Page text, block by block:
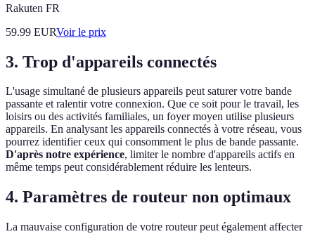
Rakuten FR
59.99 EURVoir le prix
3. Trop d'appareils connectés
L'usage simultané de plusieurs appareils peut saturer votre bande
passante et ralentir votre connexion. Que ce soit pour le travail, les
loisirs ou des activités familiales, un foyer moyen utilise plusieurs
appareils. En analysant les appareils connectés à votre réseau, vous
pourrez identifier ceux qui consomment le plus de bande passante.
D'après notre expérience, limiter le nombre d'appareils actifs en
même temps peut considérablement réduire les lenteurs.
4. Paramètres de routeur non optimaux
La mauvaise configuration de votre routeur peut également affecter